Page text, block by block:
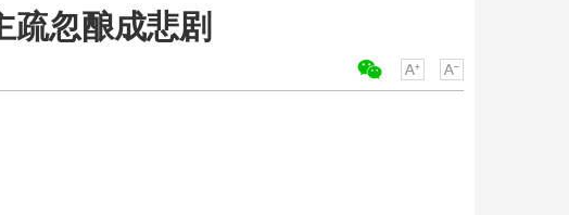
疏忽酿成悲剧